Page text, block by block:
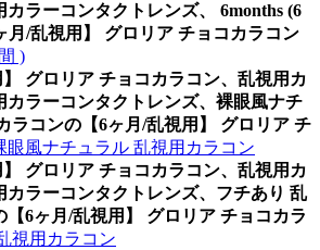
カラーコンタクトレンズ、 6months (6
月/乱視用】 グロリア チョコカラコン
)
】 グロリア チョコカラコン、乱視用カ
カラーコンタクトレンズ、裸眼風ナチ
ラコンの【6ヶ月/乱視用】 グロリア チ
眼風ナチュラル 乱視用カラコン
】 グロリア チョコカラコン、乱視用カ
カラーコンタクトレンズ、フチあり 乱
【6ヶ月/乱視用】 グロリア チョコカラ
視用カラコン